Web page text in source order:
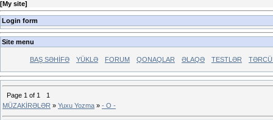
[My site]
Login form
Site menu
BAŞ SƏHİFƏ YÜKLƏ FORUM QONAQLAR ƏLAQƏ TESTLƏR
Page 1 of 1
1
MÜZAKİRƏLƏR » Yuxu Yozma » - O -